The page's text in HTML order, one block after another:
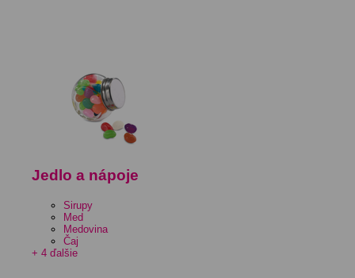
Jedlo a nápoje
Sirupy
Med
Medovina
Čaj
+ 4 ďalšie